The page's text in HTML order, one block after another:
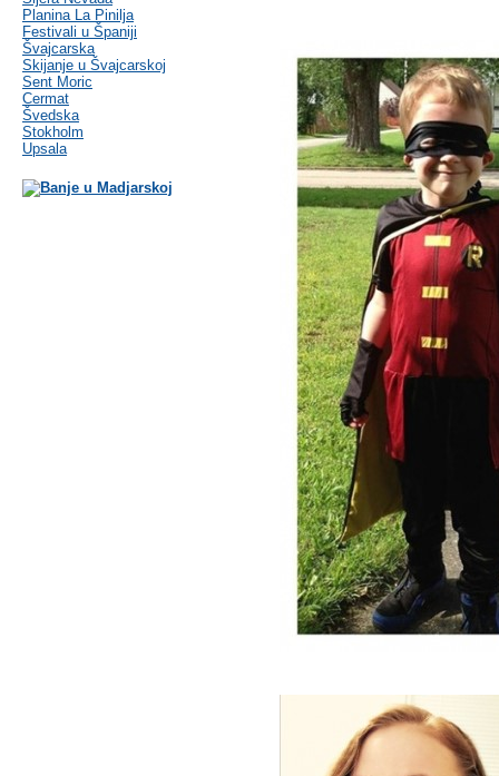
Planina La Pinilja
Festivali u Španiji
Švajcarska
Skijanje u Švajcarskoj
Sent Moric
Cermat
Švedska
Stokholm
Upsala